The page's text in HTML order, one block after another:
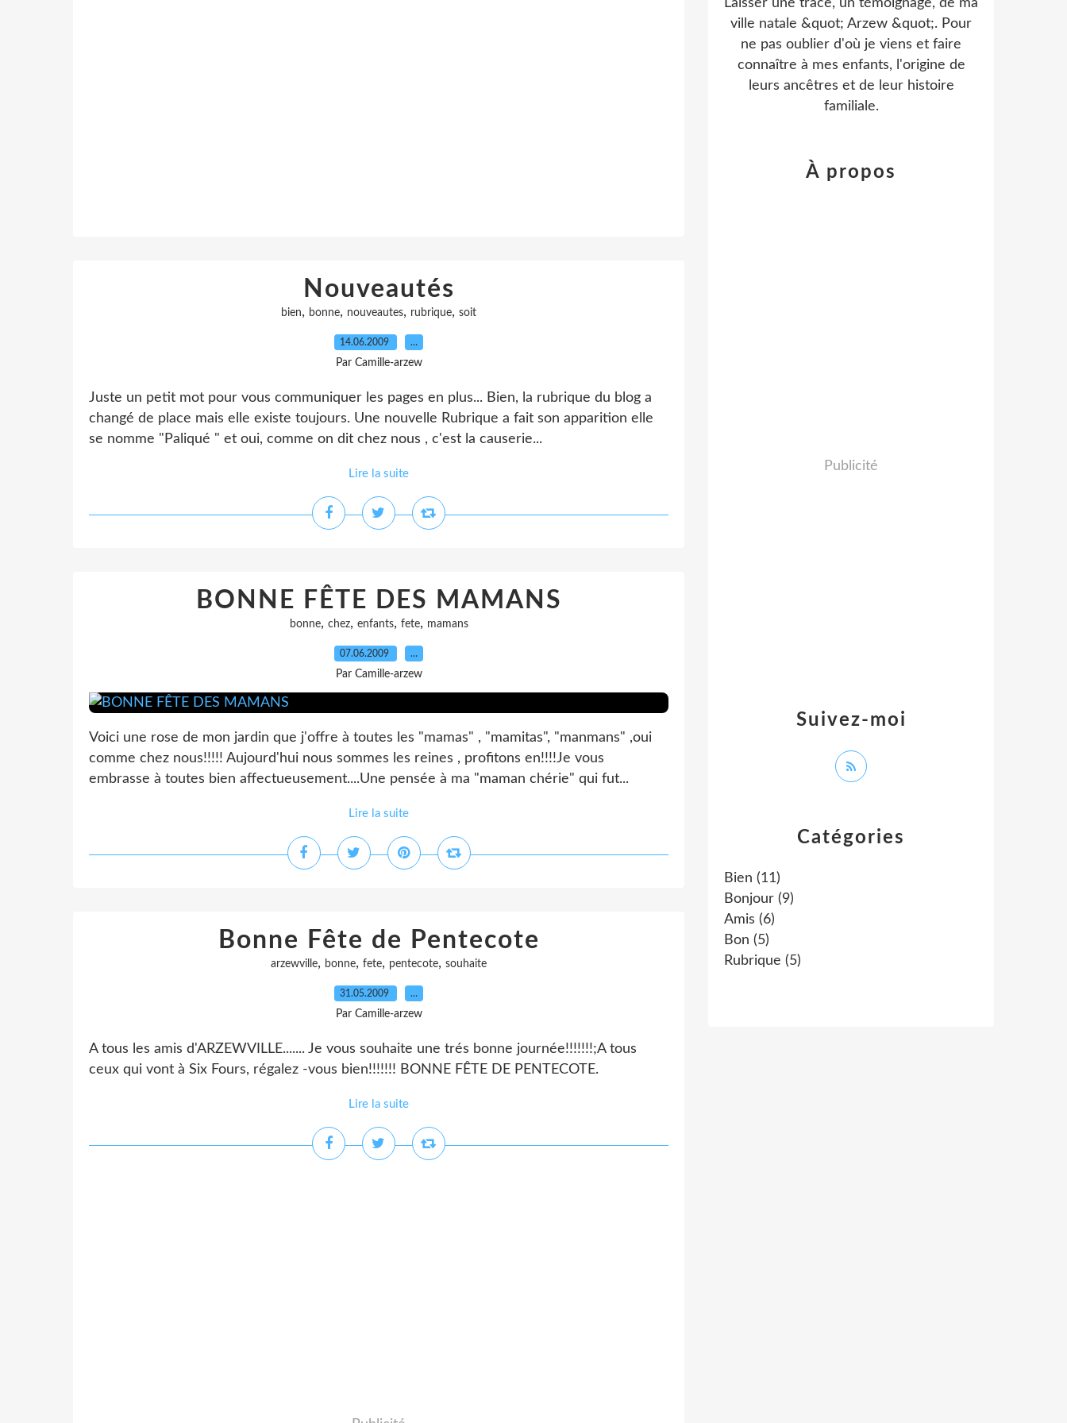
Nouveautés
bien, bonne, nouveautes, rubrique, soit
14.06.2009 …
Par Camille-arzew
Juste un petit mot pour vous communiquer les pages en plus... Bien, la rubrique du blog a
changé de place mais elle existe toujours. Une nouvelle Rubrique a fait son apparition elle
se nomme "Paliqué " et oui, comme on dit chez nous , c'est la causerie...
Lire la suite
BONNE FÊTE DES MAMANS
bonne, chez, enfants, fete, mamans
07.06.2009 …
Par Camille-arzew
Voici une rose de mon jardin que j'offre à toutes les "mamas" , "mamitas", "manmans" ,oui
comme chez nous!!!!! Aujourd'hui nous sommes les reines , profitons en!!!!Je vous
embrasse à toutes bien affectueusement....Une pensée à ma "maman chérie" qui fut...
Lire la suite
Bonne Fête de Pentecote
arzewville, bonne, fete, pentecote, souhaite
31.05.2009 …
Par Camille-arzew
A tous les amis d'ARZEWVILLE....... Je vous souhaite une trés bonne journée!!!!!!!;A tous
ceux qui vont à Six Fours, régalez -vous bien!!!!!!! BONNE FÊTE DE PENTECOTE.
Lire la suite
Catégories
Bien (11)
Bonjour (9)
Amis (6)
Bon (5)
Rubrique (5)
Laisser une trace, un témoignage, de ma
ville natale &quot; Arzew &quot;. Pour
ne pas oublier d'où je viens et faire
connaître à mes enfants, l'origine de
leurs ancêtres et de leur histoire
familiale.
Suivez-moi
À propos
Publicité